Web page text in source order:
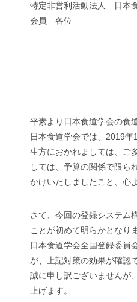
特定非営利活動法人 日本
会員 各位
平素より日本食道学会の食
日本食道学会では、2019
生方におかれましては、ご
しては、予算の関係で限ら
かけいたしましたこと、心
さて、今回の登録システム
ことが初めて明らかとなり
日本食道学会全国登録委員
が、上記対策の効果が確認
誠に申し訳ございませんが
上げます。